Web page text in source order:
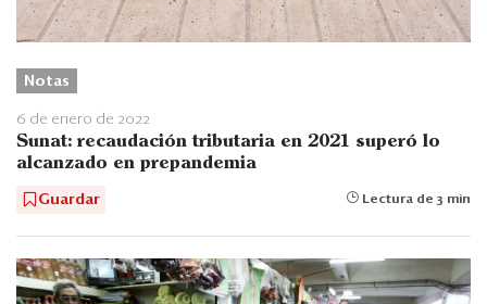
Notas
6 de enero de 2022
Sunat: recaudación tributaria en 2021 superó lo
alcanzado en prepandemia
Guardar Lectura de 3 min